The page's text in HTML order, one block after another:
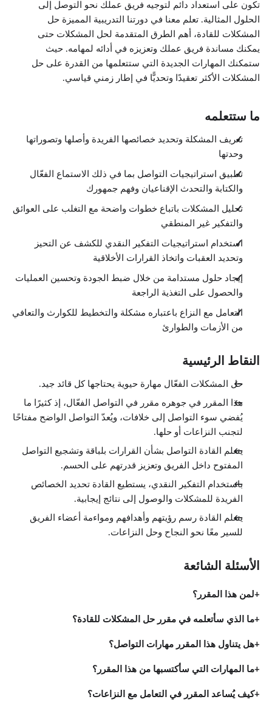
عوائق حل المشكلة
1:24
2:44
تحليل المشكلة: خطوات تستطيع تطبيقها الآن
الفصل الرابع: التفكير النقدي للقادة
الدروس: 4 · 5:21
اكتشاف المحاباة وتحديد الإخفاقات
1:45
1:15
التفكير النقدي: خطوات تستطيع تطبيقها الآن
1:16
الفصل الخامس: إيجاد حل مستدام
إيجاد حل مستدام
مراقبة الجودة وتحسين العمليات
1:34
1:13
الاستفاقة من الكوارث والأزمات
1:14
التخطيط للطوارئ
3:04
خاتمة
تكون على استعداد دائم لتوجيه فريق عملك نحو التوصل إلى
الحلول المثالية. تعلم معنا في دورتنا التدريبية المميزة حل
المشكلات للقادة، أهم الطرق المتقدمة لحل المشكلات حتى
يمكنك مساندة فريق عملك وتعزيزه في أدائه لمهامه. حيث
ستمكنك المهارات الجديدة التي ستتعلمها من القدرة على حل
المشكلات الأكثر تعقيدًا وتحديًّا في إطار زمني قياسي.
ما ستتعلمه
تعريف المشكلة وتحديد خصائصها الفريدة وأصلها وتصوراتها
وحدتها
تطبيق استراتيجيات التواصل بما في ذلك الاستماع الفعّال
والكتابة والتحدث الإقناعيان وفهم جمهورك
تحليل المشكلات باتباع خطوات واضحة مع التغلب على العوائق
والتفكير غير المنطقي
استخدام استراتيجيات التفكير النقدي للكشف عن التحيز
وتحديد العقبات واتخاذ القرارات الأخلاقية
إيجاد حلول مستدامة من خلال ضبط الجودة وتحسين العمليات
والحصول على التغذية الراجعة
التعامل مع النزاع باعتباره مشكلة والتخطيط للكوارث والتعافي
من الأزمات والطوارئ
النقاط الرئيسية
حل المشكلات الفعّال مهارة حيوية يحتاجها كل قائد جيد.
هذا المقرر في جوهره مقرر في التواصل الفعّال، إذ كثيرًا ما
يُفضي سوء التواصل إلى خلافات، ويُعدّ التواصل الواضح مفتاحًا
لتجنب النزاعات أو حلها.
يتعلم القادة التواصل بشأن القرارات بلباقة وتشجيع التواصل
المفتوح داخل الفريق وتعزيز قدرتهم على الحسم.
باستخدام التفكير النقدي، يستطيع القادة تحديد الخصائص
الفريدة للمشكلات والوصول إلى نتائج إيجابية.
يتعلم القادة رسم رؤيتهم وأهدافهم ومواءمة أعضاء الفريق
للسير معًا نحو النجاح وحل النزاعات.
الأسئلة الشائعة
لمن هذا المقرر؟
ما الذي سأتعلمه في مقرر حل المشكلات للقادة؟
هل يتناول هذا المقرر مهارات التواصل؟
ما المهارات التي سأكتسبها من هذا المقرر؟
كيف يُساعد المقرر في التعامل مع النزاعات؟